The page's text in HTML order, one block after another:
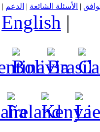
| الأسئلة الشائعة | الدعم |
English |